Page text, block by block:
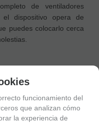
de ventiladores
el dispositivo opera de
puedes colocarlo cerca
No
funcionamiento del
que analizan cómo
la experiencia de